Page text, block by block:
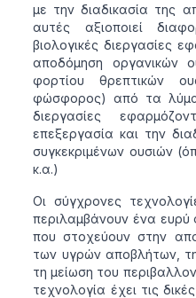
με την διαδικασία της
αυτές αξιοποιεί
βιολογικές διεργασίες
αποδόμηση οργανικών
φορτίου θρεπτικών
φώσφορος) από τα
διεργασίες
επεξεργασία και την
συγκεκριμένων ουσιών
κ.α.)
Οι σύγχρονες
περιλαμβάνουν ένα
που στοχεύουν στην
των υγρών αποβλήτων,
τη μείωση του
τεχνολογία έχει τις